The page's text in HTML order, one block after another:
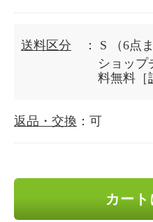
送料区分 ： S
（6点
ショップ
料無料［
返品・交換 ：可
カー